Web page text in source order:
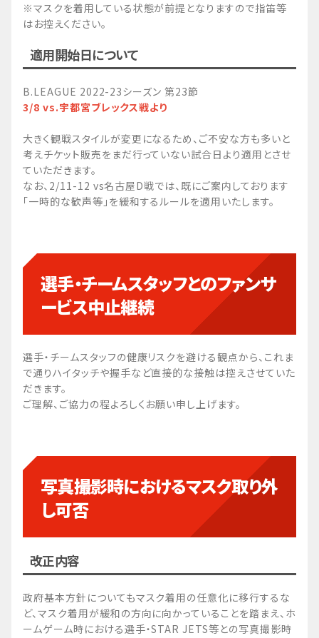
※マスクを着用している状態が前提となりますので指笛等
はお控えください。
適用開始日について
B.LEAGUE 2022-23シーズン 第23節
3/8 vs.宇都宮ブレックス戦より
大きく観戦スタイルが変更になるため、ご不安な方も多いと
考えチケット販売をまだ行っていない試合日より適用とさせ
ていただきます。
なお、2/11-12 vs名古屋D戦では、既にご案内しております
「一時的な歓声等」を緩和するルールを適用いたします。
選手・チームスタッフとのファンサ
ービス中止継続
選手・チームスタッフの健康リスクを避ける観点から、これま
で通りハイタッチや握手など直接的な接触は控えさせていた
だきます。
ご理解、ご協力の程よろしくお願い申し上げます。
写真撮影時におけるマスク取り外
し可否
改正内容
政府基本方針についてもマスク着用の任意化に移行するな
ど、マスク着用が緩和の方向に向かっていることを踏まえ、ホ
ームゲーム時における選手・STAR JETS等との写真撮影時